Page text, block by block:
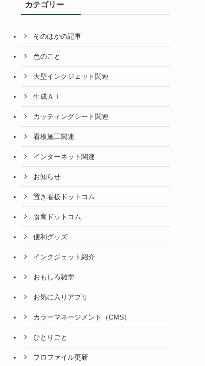
カテゴリー
そのほかの記事
色のこと
大型インクジェット関連
生成ＡＩ
カッティングシート関連
看板施工関連
インターネット関連
お知らせ
置き看板ドットコム
食育ドットコム
便利グッズ
インクジェット紹介
おもしろ雑学
お気に入りアプリ
カラーマネージメント（CMS）
ひとりごと
プロファイル更新